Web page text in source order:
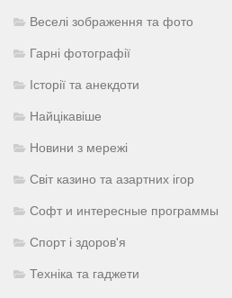
Веселі зображення та фото
Гарні фотографії
Історії та анекдоти
Найцікавіше
Новини з мережі
Світ казино та азартних ігор
Софт и интересные программы
Спорт і здоров'я
Техніка та гаджети